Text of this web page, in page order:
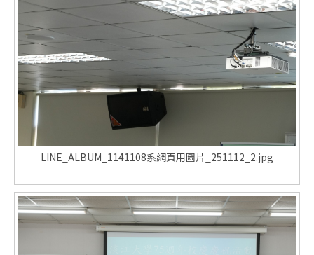
LINE_ALBUM_1141108系網頁用圖片_251112_2.jpg